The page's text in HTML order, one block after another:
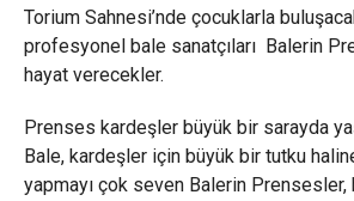
Torium Sahnesi’nde çocuklarla
profesyonel bale sanatçıları Balerin
hayat verecekler.
Prenses kardeşler büyük bir sarayda
Bale, kardeşler için büyük bir tutku
yapmayı çok seven Balerin Prensesler,